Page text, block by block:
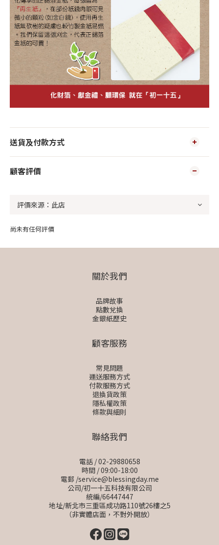
送貨及付款方式
顧客評價
尚未有任何評價
關於我們
品牌故事
點數兌換
金銀紙歷史
顧客服務
常見問題
運送服務方式
付款服務方式
退換貨政策
隱私權政策
條款與細則
聯絡我們
電話 / 02-29880658
時間 / 09:00-18:00
電郵 /service@blessingday.me
公司/初一十五科技有限公司
統編/66447447
地址/新北市三重區成功路110號26樓之5
（非實體店面，不對外開放）